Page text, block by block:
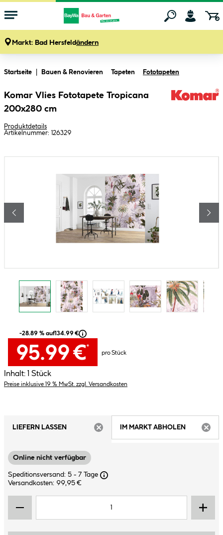
Markt: Bad Hersfeldändern
Startseite Bauen & Renovieren Tapeten Fototapeten
Komar Vlies Fototapete Tropicana
200x280 cm
Produktdetails
Artikelnummer: 126329
-28.89 % auf134.99 €
95.99 €*
pro Stück
Inhalt: 1 Stück
Preise inklusive 19 % MwSt. zzgl. Versandkosten
LIEFERN LASSEN
IM MARKT ABHOLEN
Online nicht verfügbar
Speditionsversand: 5 - 7 Tage
Versandkosten: 99,95 €